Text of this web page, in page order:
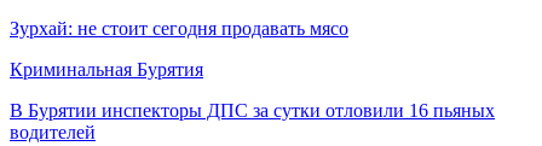
Зурхай: не стоит сегодня продавать мясо
Криминальная Бурятия
В Бурятии инспекторы ДПС за сутки отловили 16 пьяных
водителей